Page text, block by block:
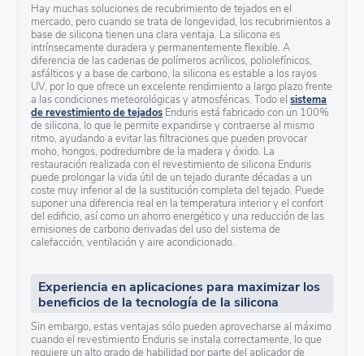
Hay muchas soluciones de recubrimiento de tejados en el
mercado, pero cuando se trata de longevidad, los recubrimientos a
base de silicona tienen una clara ventaja. La silicona es
intrínsecamente duradera y permanentemente flexible. A
diferencia de las cadenas de polímeros acrílicos, poliolefínicos,
asfálticos y a base de carbono, la silicona es estable a los rayos
UV, por lo que ofrece un excelente rendimiento a largo plazo frente
a las condiciones meteorológicas y atmosféricas. Todo elsistema
de revestimiento de tejados Enduris está fabricado con un 100%
de silicona, lo que le permite expandirse y contraerse al mismo
ritmo, ayudando a evitar las filtraciones que pueden provocar
moho, hongos, podredumbre de la madera y óxido. La
restauración realizada con el revestimiento de silicona Enduris
puede prolongar la vida útil de un tejado durante décadas a un
coste muy inferior al de la sustitución completa del tejado. Puede
suponer una diferencia real en la temperatura interior y el confort
del edificio, así como un ahorro energético y una reducción de las
emisiones de carbono derivadas del uso del sistema de
calefacción, ventilación y aire acondicionado.
Experiencia en aplicaciones para maximizar los
beneficios de la tecnología de la silicona
Sin embargo, estas ventajas sólo pueden aprovecharse al máximo
cuando el revestimiento Enduris se instala correctamente, lo que
requiere un alto grado de habilidad por parte del aplicador de